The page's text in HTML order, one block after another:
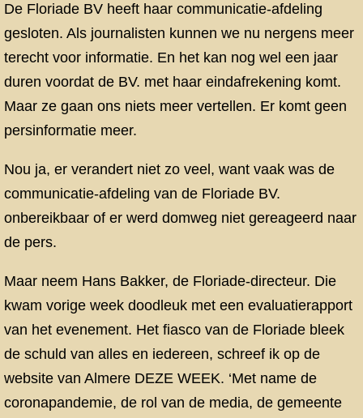
De Floriade BV heeft haar communicatie-afdeling
gesloten. Als journalisten kunnen we nu nergens meer
terecht voor informatie. En het kan nog wel een jaar
duren voordat de BV. met haar eindafrekening komt.
Maar ze gaan ons niets meer vertellen. Er komt geen
persinformatie meer.
Nou ja, er verandert niet zo veel, want vaak was de
communicatie-afdeling van de Floriade BV.
onbereikbaar of er werd domweg niet gereageerd naar
de pers.
Maar neem Hans Bakker, de Floriade-directeur. Die
kwam vorige week doodleuk met een evaluatierapport
van het evenement. Het fiasco van de Floriade bleek
de schuld van alles en iedereen, schreef ik op de
website van Almere DEZE WEEK. ‘Met name de
coronapandemie, de rol van de media, de gemeente